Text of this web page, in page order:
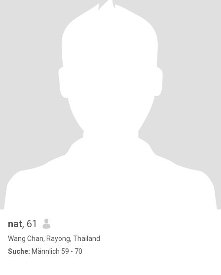
nat, 61
Wang Chan, Rayong, Thailand
Suche: Männlich 59 - 70